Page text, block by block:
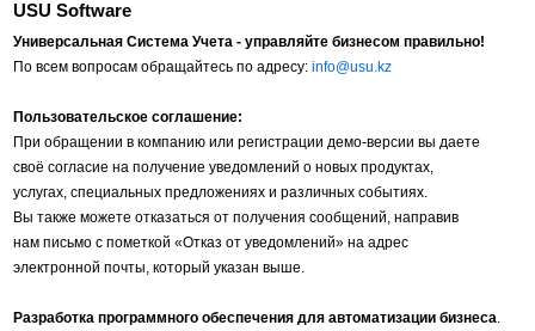
USU Software
Универсальная Система Учета - управляйте бизнесом правильно!
По всем вопросам обращайтесь по адресу:info@usu.kz
Пользовательское соглашение:
При обращении в компанию или регистрации демо-версии вы даете
своё согласие на получение уведомлений о новых продуктах,
услугах, специальных предложениях и различных событиях.
Вы также можете отказаться от получения сообщений, направив
нам письмо с пометкой «Отказ от уведомлений» на адрес
электронной почты, который указан выше.
Разработка программного обеспечения для автоматизации бизнеса.